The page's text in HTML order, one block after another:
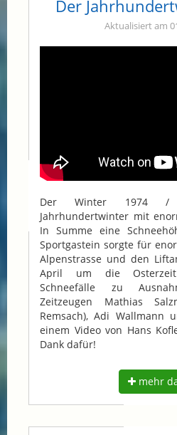
Der
Aktualisiert am
Der Winter 1974
Jahrhundertwinter mit
In Summe eine
Sportgastein sorgte für
Alpenstrasse und den
April um die
Schneefälle zu
Zeitzeugen Mathias
Remsach), Adi Wallmann
einem Video von Hans
Dank dafür!
mehr